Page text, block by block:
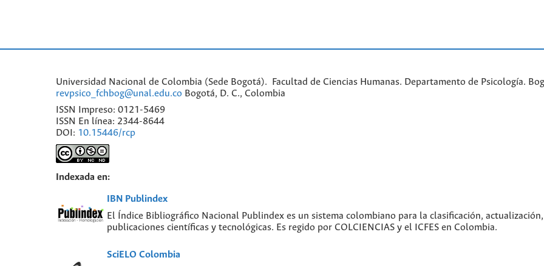
Universidad Nacional de Colombia (Sede Bogotá). Facultad de Ciencias Humanas. Departamento de Psicología.
revpsico_fchbog@unal.edu.co Bogotá, D. C., Colombia
ISSN Impreso: 0121-5469
ISSN En línea: 2344-8644
DOI: 10.15446/rcp
Indexada en:
IBN Publindex
El Índice Bibliográfico Nacional Publindex es un sistema colombiano para la clasificación,
publicaciones científicas y tecnológicas. Es regido por COLCIENCIAS y el ICFES en Colombia.
SciELO Colombia